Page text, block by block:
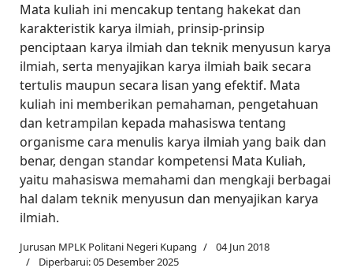
Mata kuliah ini mencakup tentang hakekat dan
karakteristik karya ilmiah, prinsip-prinsip
penciptaan karya ilmiah dan teknik menyusun karya
ilmiah, serta menyajikan karya ilmiah baik secara
tertulis maupun secara lisan yang efektif. Mata
kuliah ini memberikan pemahaman, pengetahuan
dan ketrampilan kepada mahasiswa tentang
organisme cara menulis karya ilmiah yang baik dan
benar, dengan standar kompetensi Mata Kuliah,
yaitu mahasiswa memahami dan mengkaji berbagai
hal dalam teknik menyusun dan menyajikan karya
ilmiah.
Jurusan MPLK Politani Negeri Kupang
04 Jun 2018
Diperbarui: 05 Desember 2025